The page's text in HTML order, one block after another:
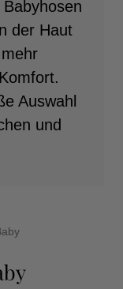
der Haut
Auswahl
und